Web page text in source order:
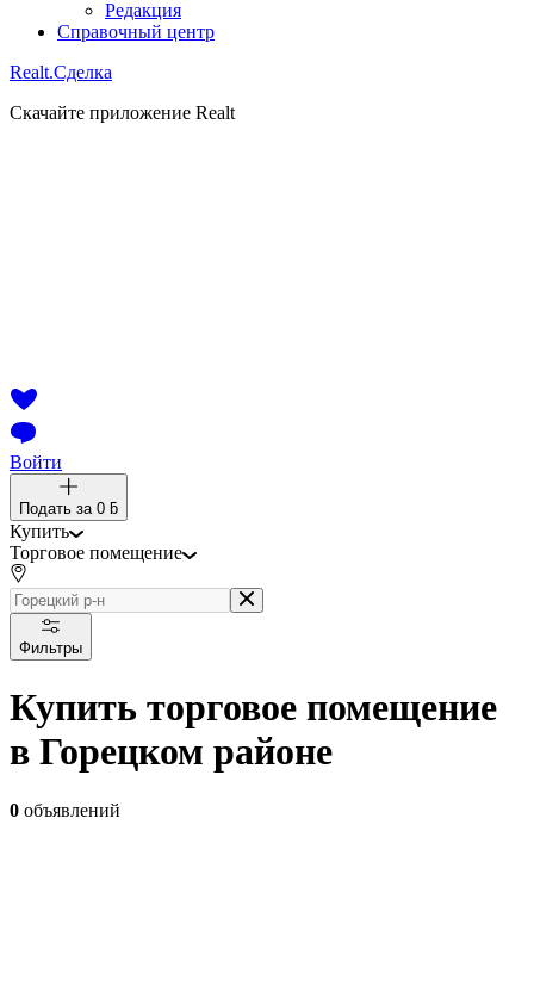
Редакция
Справочный центр
Realt.Сделка
Скачайте приложение Realt
Войти
Подать за 0 ƃ
Купить
Торговое помещение
Фильтры
Купить торговое помещение
в Горецком районе
0 объявлений